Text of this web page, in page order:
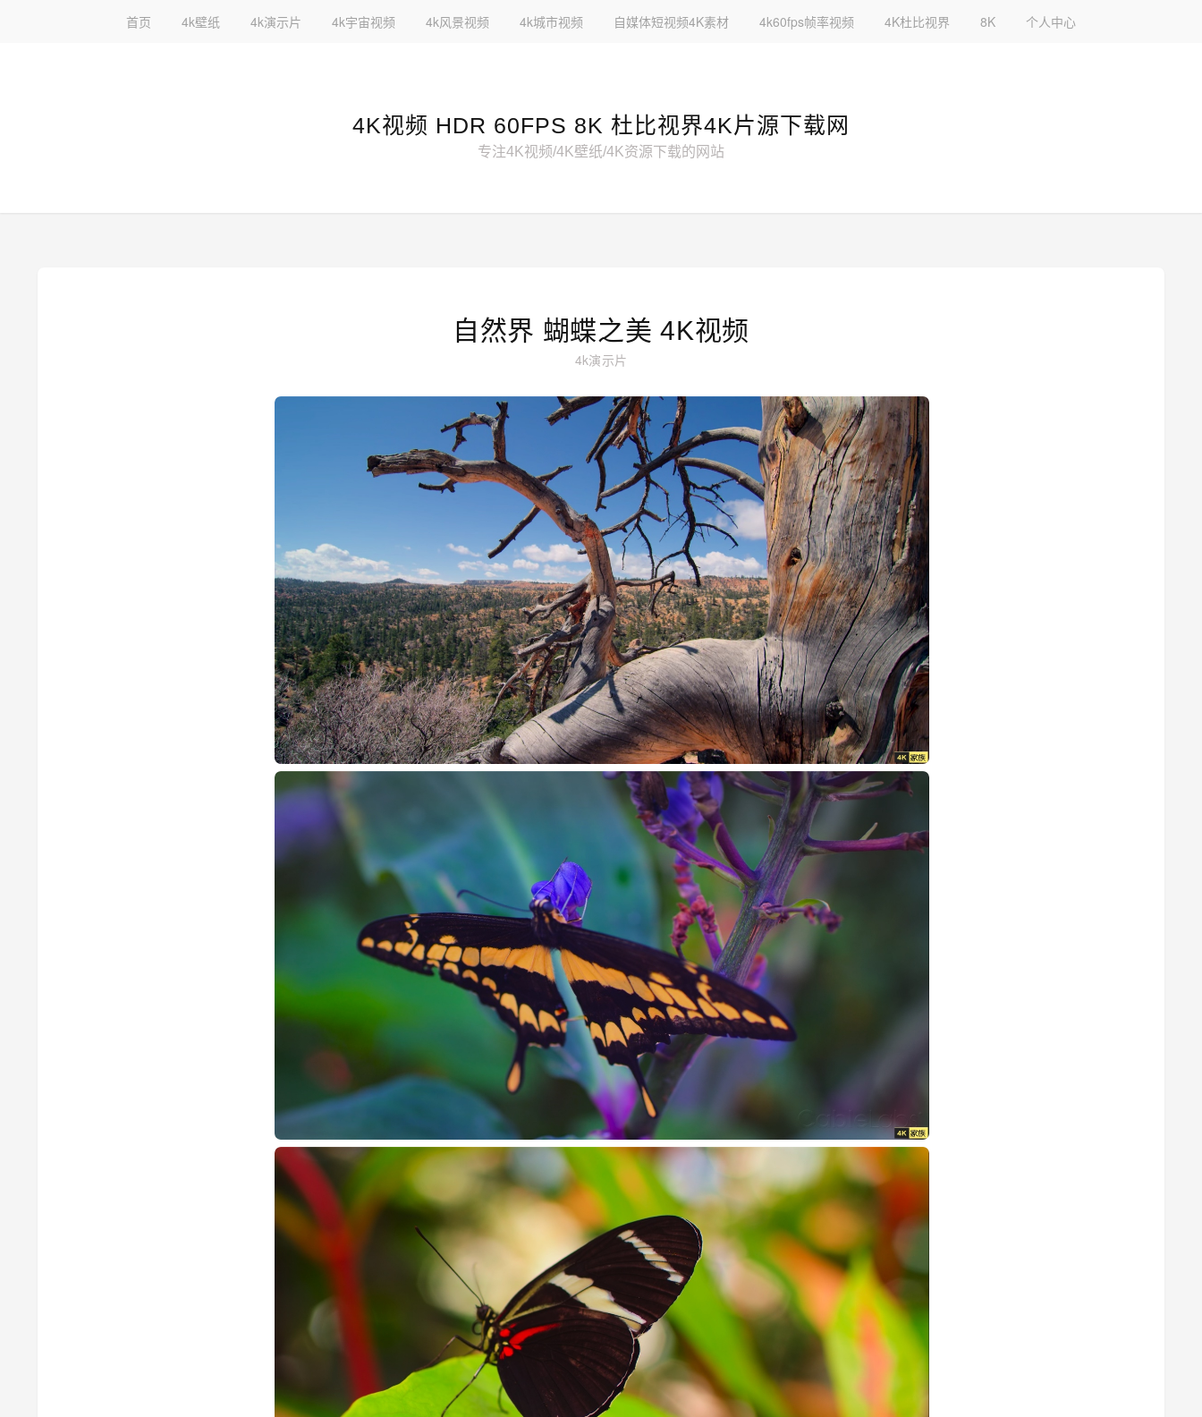
首页 4k壁纸 4k演示片 4k宇宙视频 4k风景视频 4k城市视频 自媒体短视频4K素材 4k60fps帧率视频 4K杜比视界 8K 个人中心
4K视频 HDR 60FPS 8K 杜比视界4K片源下载网
专注4K视频/4K壁纸/4K资源下载的网站
自然界 蝴蝶之美 4K视频
4k演示片